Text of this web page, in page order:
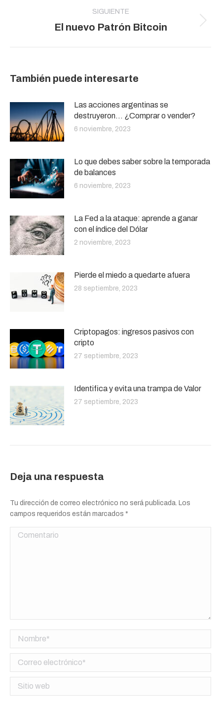
SIGUIENTE
Publicación
El nuevo Patrón Bitcoin
También puede interesarte
Las acciones argentinas se
destruyeron… ¿Comprar o vender?
6 noviembre, 2023
Lo que debes saber sobre la temporada
de balances
6 noviembre, 2023
La Fed a la ataque: aprende a ganar
con el índice del Dólar
2 noviembre, 2023
Pierde el miedo a quedarte afuera
28 septiembre, 2023
Criptopagos: ingresos pasivos con
cripto
27 septiembre, 2023
Identifica y evita una trampa de Valor
27 septiembre, 2023
Deja una respuesta
Tu dirección de correo electrónico no será publicada. Los
campos requeridos están marcados *
Comentario
Nombre *
Correo electrónico *
Sitio web